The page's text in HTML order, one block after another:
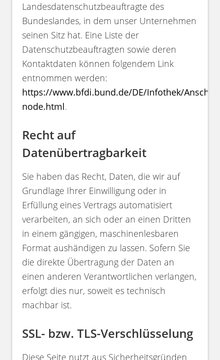
Landesdatenschutzbeauftragte des
Bundeslandes, in dem unser Unternehmen
seinen Sitz hat. Eine Liste der
Datenschutzbeauftragten sowie deren
Kontaktdaten können folgendem Link
entnommen werden:
https://www.bfdi.bund.de/DE/Infothek/
node.html.
Recht auf
Datenübertragbarkeit
Sie haben das Recht, Daten, die wir auf
Grundlage Ihrer Einwilligung oder in
Erfüllung eines Vertrags automatisiert
verarbeiten, an sich oder an einen Dritten
in einem gängigen, maschinenlesbaren
Format aushändigen zu lassen. Sofern Sie
die direkte Übertragung der Daten an
einen anderen Verantwortlichen verlangen,
erfolgt dies nur, soweit es technisch
machbar ist.
SSL- bzw. TLS-Verschlüsselung
Diese Seite nutzt aus Sicherheitsgründen